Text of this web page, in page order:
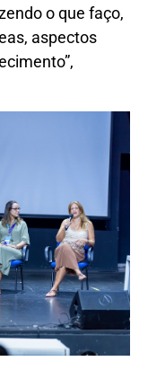
o que faço,
aspectos